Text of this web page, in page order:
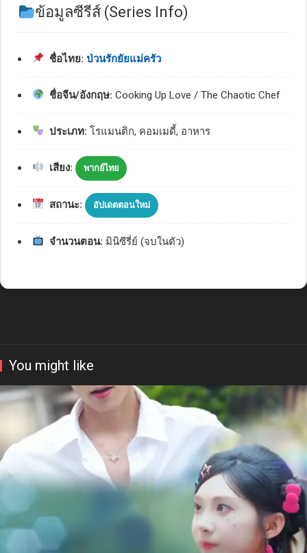
ข้อมูลซีรีส์ (Series Info)
ชื่อไทย: ป่วนรักยัยแม่ครัว
ชื่อจีน/อังกฤษ: Cooking Up Love / The Chaotic Chef
ประเภท: โรแมนติก, คอมเมดี้, อาหาร
เสียง: พากย์ไทย
สถานะ: อัปเดตตอนใหม่
จำนวนตอน: มินิซีรี่ย์ (จบในตัว)
You might like